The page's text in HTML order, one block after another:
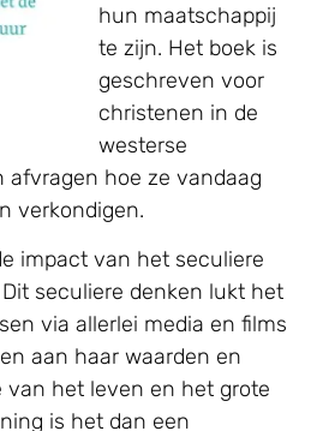
hun maatschappij
te zijn. Het boek is
geschreven voor
christenen in de
westerse
afvragen hoe ze vandaag
verkondigen.
impact van het seculiere
seculiere denken lukt het
via allerlei media en films
aan haar waarden en
van het leven en het grote
is het dan een